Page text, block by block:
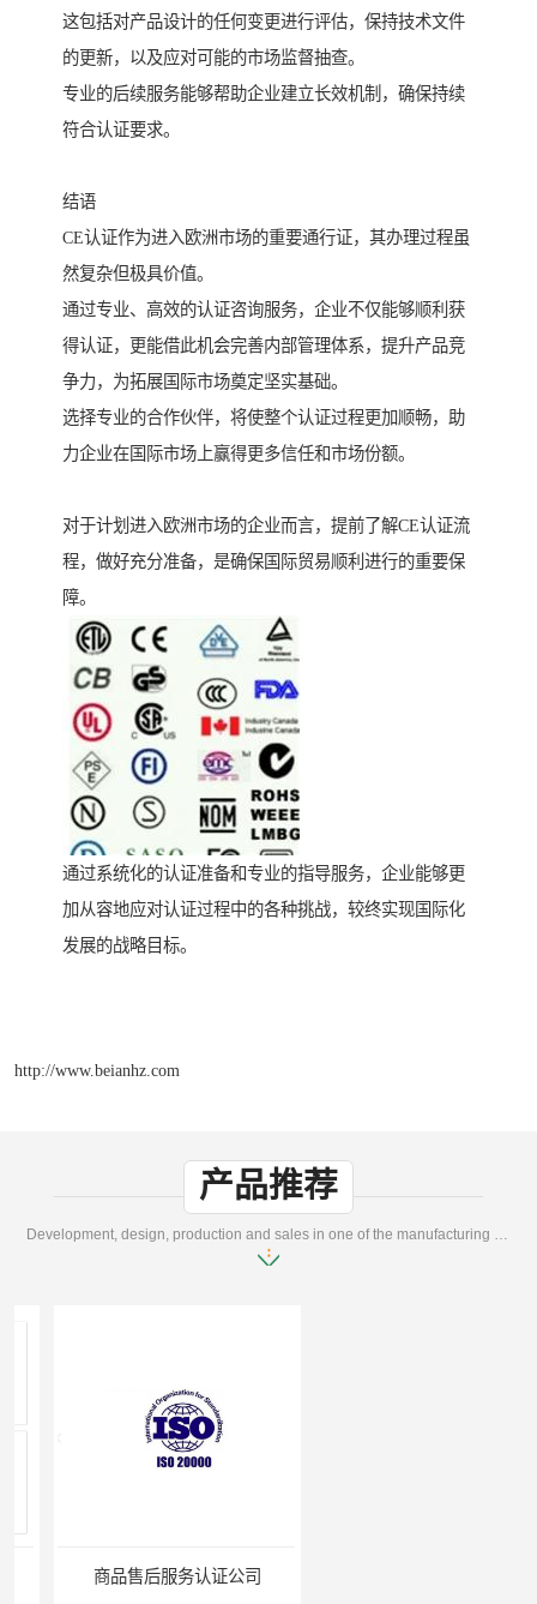
这包括对产品设计的任何变更进行评估，保持技术文件
的更新，以及应对可能的市场监督抽查。
专业的后续服务能够帮助企业建立长效机制，确保持续
符合认证要求。
结语
CE认证作为进入欧洲市场的重要通行证，其办理过程虽
然复杂但极具价值。
通过专业、高效的认证咨询服务，企业不仅能够顺利获
得认证，更能借此机会完善内部管理体系，提升产品竞
争力，为拓展国际市场奠定坚实基础。
选择专业的合作伙伴，将使整个认证过程更加顺畅，助
力企业在国际市场上赢得更多信任和市场份额。
对于计划进入欧洲市场的企业而言，提前了解CE认证流
程，做好充分准备，是确保国际贸易顺利进行的重要保
障。
通过系统化的认证准备和专业的指导服务，企业能够更
加从容地应对认证过程中的各种挑战，较终实现国际化
发展的战略目标。
http://www.beianhz.com
产品推荐
Development, design, production and sales in one of the manufacturing enterprises
商品售后服务认证公司